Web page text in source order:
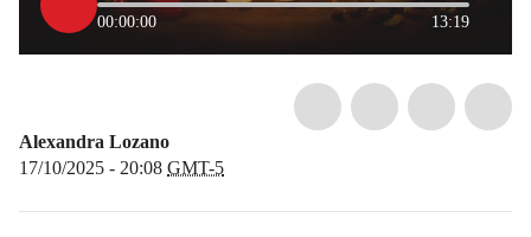
00:00:00 13:19
Alexandra Lozano
17/10/2025 - 20:08 GMT-5